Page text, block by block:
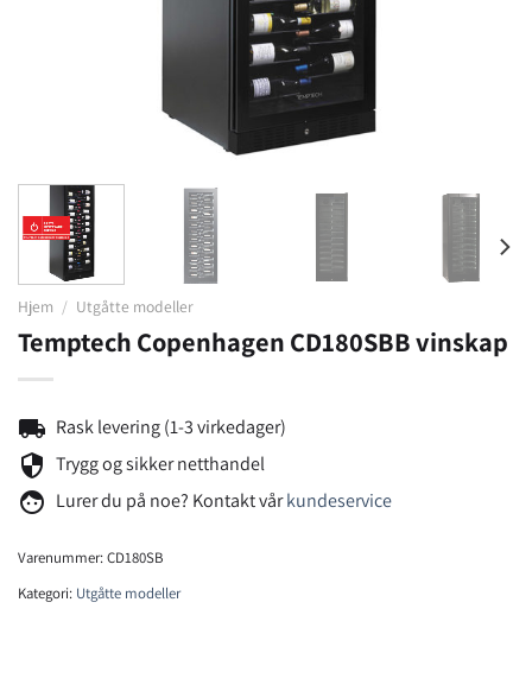
Hjem / Utgåtte modeller
Temptech Copenhagen CD180SBB vinskap
local_shipping Rask levering (1-3 virkedager)
security Trygg og sikker netthandel
face Lurer du på noe? Kontakt vårkundeservice
Varenummer:CD180SB
Kategori: Utgåtte modeller